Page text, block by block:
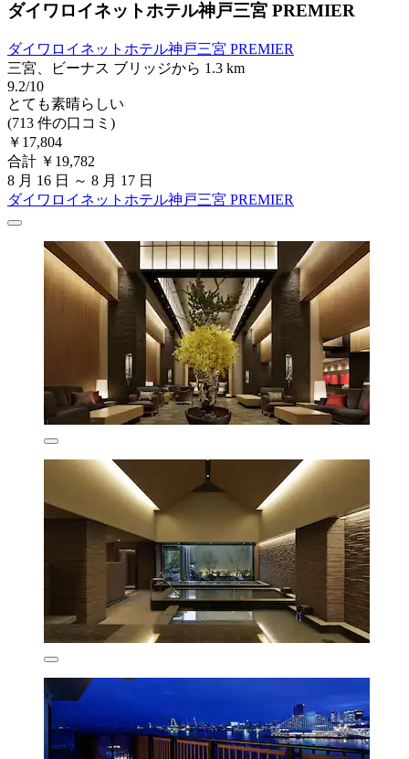
ダイワロイネットホテル神戸三宮 PREMIER
ダイワロイネットホテル神戸三宮 PREMIER
三宮、ビーナス ブリッジから 1.3 km
9.2/10
とても素晴らしい
(713 件の口コミ)
￥17,804
合計 ￥19,782
8 月 16 日 ～ 8 月 17 日
ダイワロイネットホテル神戸三宮 PREMIER